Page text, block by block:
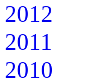
2012
2011
2010